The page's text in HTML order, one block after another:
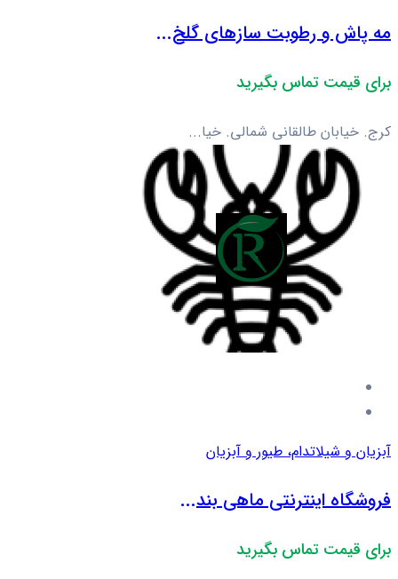
مه پاش و رطوبت سازهای گلخ...
برای قیمت تماس بگیرید
کرج. خیابان طالقانی شمالی. خیا...
آبزیان و شیلاتدام، طیور و آبزیان
فروشگاه اینترنتی ماهی بند...
برای قیمت تماس بگیرید